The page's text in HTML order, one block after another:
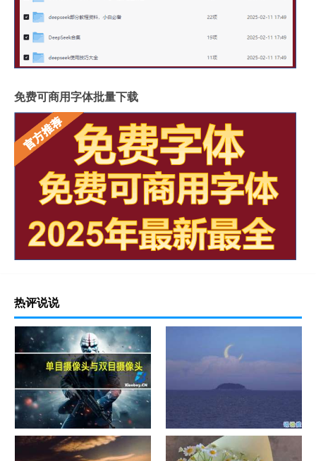
免费可商用字体批量下载
热评说说
单目摄像头与双目摄像头
晚安励志语录带图片 晚安心语
励志鸡汤